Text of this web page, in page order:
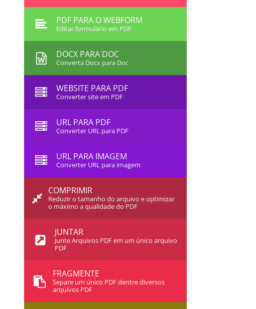
PDF PARA O WEBFORM
Editar formulário em PDF
DOCX PARA DOC
Converta Docx para Doc
WEBSITE PARA PDF
Converter site em PDF
URL PARA PDF
Converter URL para PDF
URL PARA IMAGEM
Converter URL para imagem
COMPRIMIR
Reduzir o tamanho do arquivo e optimizar
o máximo a qualidade do PDF
JUNTAR
Junte Arquivos PDF em um único arquivo
PDF
FRAGMENTE
Separe um único PDF dentre diversos
arquivos PDF